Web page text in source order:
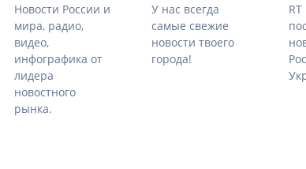
Новости России и
мира, радио,
видео,
инфографика от
лидера
новостного
рынка.
У нас всегда
самые свежие
новости твоего
города!